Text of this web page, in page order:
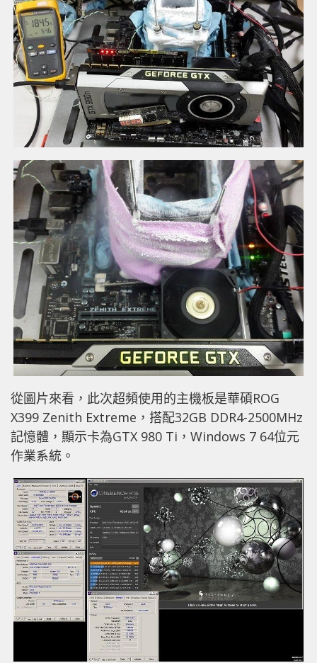
從圖片來看，此次超頻使用的主機板是華碩ROG
X399 Zenith Extreme，搭配32GB DDR4-2500MHz
記憶體，顯示卡為GTX 980 Ti，Windows 7 64位元
作業系統。